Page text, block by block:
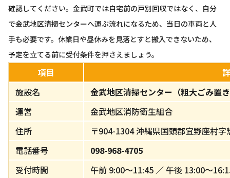
確認してください。金武町では自宅前の戸別回収ではなく、自分
で金武地区清掃センターへ運ぶ流れになるため、当日の車両と人
手も必要です。休業日や昼休みを見落とすと搬入できないため、
予定を立てる前に受付条件を押さえましょう。
項目
施設名
金武地区清掃センター（粗大ごみ置
運営
金武地区消防衛生組合
住所
〒904-1304 沖縄県国頭郡宜野座村
電話番号
098-968-4705
受付時間
午前 9:00〜11:45 ／ 午後 13:00〜